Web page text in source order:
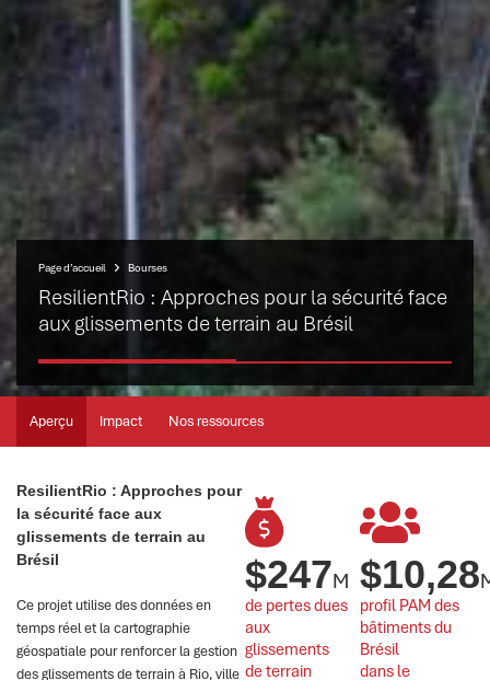
Page d’accueil Bourses
ResilientRio : Approches pour la sécurité face
aux glissements de terrain au Brésil
Aperçu Impact Nos ressources
ResilientRio : Approches pour
la sécurité face aux
glissements de terrain au
Brésil
Ce projet utilise des données en
temps réel et la cartographie
géospatiale pour renforcer la gestion
des glissements de terrain à Rio, ville
de pertes dues
aux
glissements
de terrain
$247M
profil PAM des
bâtiments du
Brésil
dans le
$10,28